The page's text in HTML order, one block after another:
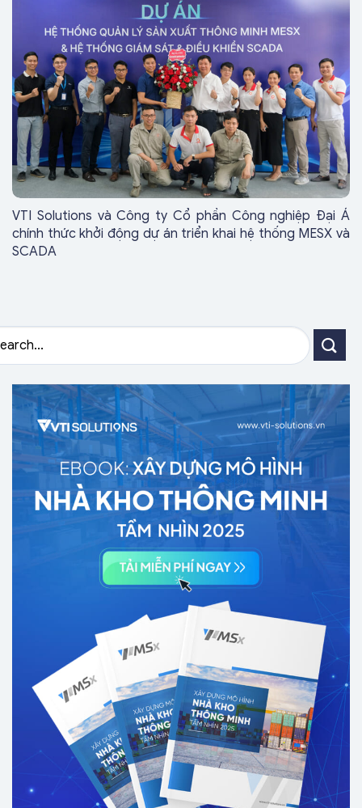
VTI Solutions và Công ty Cổ phần Công nghiệp Đại Á
chính thức khởi động dự án triển khai hệ thống MESX và
SCADA